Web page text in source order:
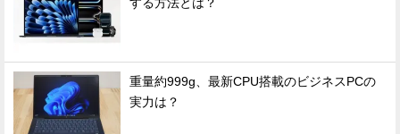
する方法とは？
重量約999g、最新CPU搭載のビジネスPCの
実力は？